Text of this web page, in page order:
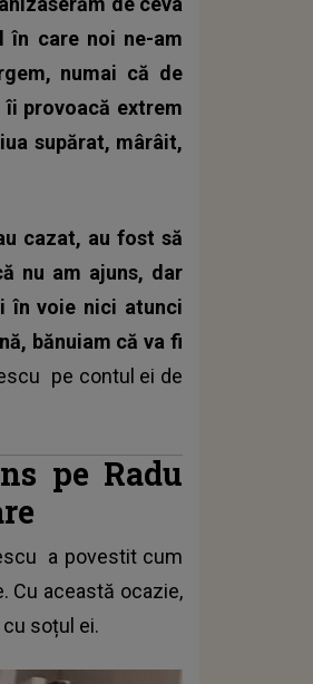
în care noi ne-am
numai că de
provoacă extrem
supărat, mârâit,
cazat, au fost să
nu am ajuns, dar
în voie nici atunci
bănuiam că va fi
pe contul ei de
pe Radu
a povestit cum
Cu această ocazie,
soțul ei.